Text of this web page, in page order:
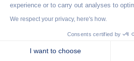
tout-en-un qui simplifie
relation client mais pas que !
experience or to carry out analyses to
We respect your privacy, here's how.
Consents certified by
I want to choose